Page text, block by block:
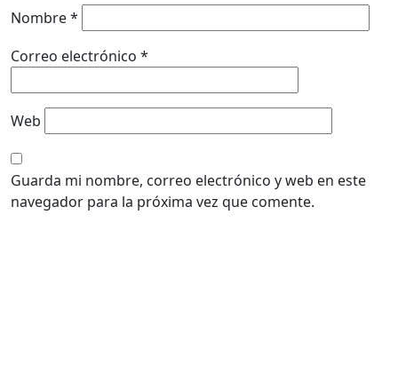
Nombre*
Correo electrónico *
Web
Guarda mi nombre, correo electrónico y web en este
navegador para la próxima vez que comente.